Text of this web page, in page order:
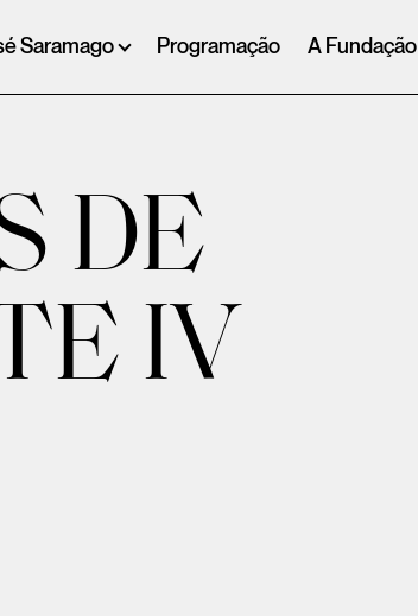
Saramago Programação A Fundação
DE
IV